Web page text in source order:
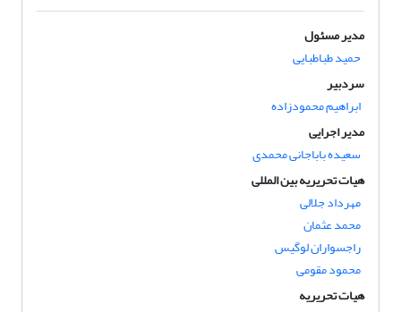
مدیر مسئول
حمید طباطبایی
سردبیر
ابراهیم محمودزاده
مدیر اجرایی
سعیده باباجانی محمدی
هیات تحریریه بین المللی
مهرداد جلالی
محمد عثمان
راجسواران لوگیس
محمود مقومی
هیات تحریریه